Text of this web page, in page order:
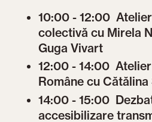
10:00 - 12:00
colectivă cu Mirela
Guga Vivart
12:00 - 14:00
Române cu Cătălina
14:00 - 15:00
accesibilizare